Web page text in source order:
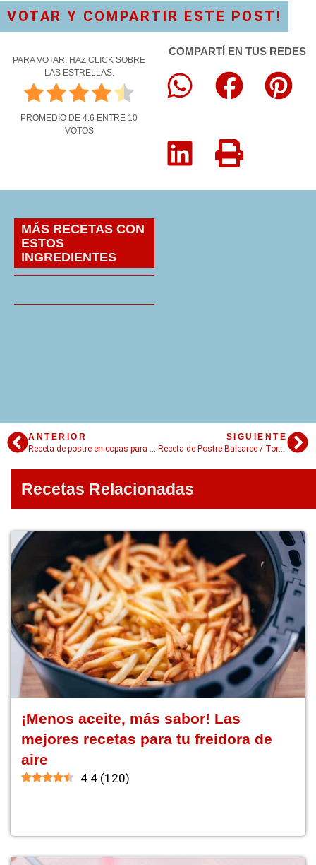
VOTAR Y COMPARTIR ESTE POST!
PARA VOTAR, HAZ CLICK SOBRE
LAS ESTRELLAS.
PROMEDIO DE 4.6 ENTRE 10
VOTOS
COMPARTÍ EN TUS REDES
MÁS RECETAS CON
ESTOS
INGREDIENTES
ANTERIOR
SIGUIENTE
Receta de Postre Balcarce / Torta Balcarce
Recetas Relacionadas
¡Menos aceite, más sabor! Las
mejores recetas para tu freidora de
aire
4.4 (120)